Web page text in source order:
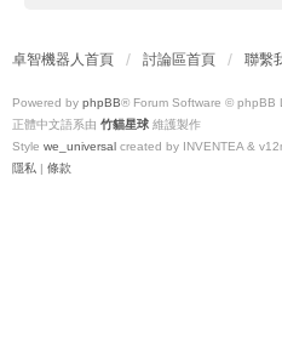
卓智機器人首頁 討論區首頁 聯繫
Powered by phpBB® Forum Software © phpBB
正體中文語系由 竹貓星球 維護製作
Style we_universal created by INVENTEA &
隱私 | 條款